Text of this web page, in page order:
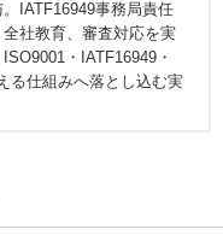
IATF16949事務局責任
社教育、審査対応を実
・IATF16949・
る仕組みへ落とし込む実